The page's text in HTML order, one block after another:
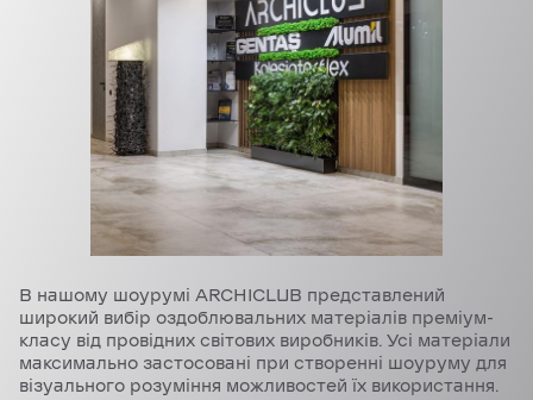
В нашому шоурумі ARCHICLUB представлений
широкий вибір оздоблювальних матеріалів преміум-
класу від провідних світових виробників. Усі матеріали
максимально застосовані при створенні шоуруму для
візуального розуміння можливостей їх використання.